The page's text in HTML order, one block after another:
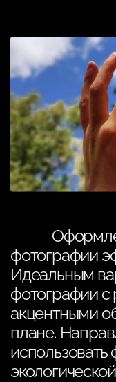
фотографии
Идеальным
фотографии
акцентными
плане.
использовать